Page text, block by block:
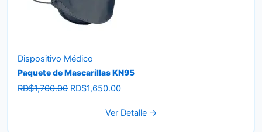
Dispositivo Médico
Paquete de Mascarillas KN95
RD$1,700.00 Original
RD$1,650.00Current
is:
Ver Detalle →